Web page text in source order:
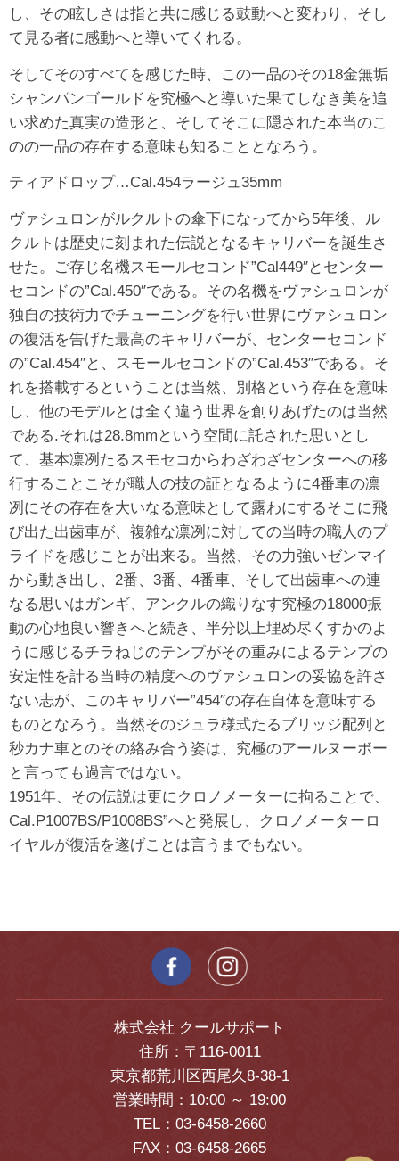
し、その眩しさは指と共に感じる鼓動へと変わり、そし
て見る者に感動へと導いてくれる。
そしてそのすべてを感じた時、この一品のその18金無垢
シャンパンゴールドを究極へと導いた果てしなき美を追
い求めた真実の造形と、そしてそこに隠された本当のこ
のの一品の存在する意味も知ることとなろう。
ティアドロップ…Cal.454ラージュ35mm
ヴァシュロンがルクルトの傘下になってから5年後、ル
クルトは歴史に刻まれた伝説となるキャリバーを誕生さ
せた。ご存じ名機スモールセコンド”Cal449″とセンター
セコンドの”Cal.450″である。その名機をヴァシュロンが
独自の技術力でチューニングを行い世界にヴァシュロン
の復活を告げた最高のキャリバーが、センターセコンド
の”Cal.454″と、スモールセコンドの”Cal.453″である。そ
れを搭載するということは当然、別格という存在を意味
し、他のモデルとは全く違う世界を創りあげたのは当然
である.それは28.8mmという空間に託された思いとし
て、基本凛冽たるスモセコからわざわざセンターへの移
行することこそが職人の技の証となるように4番車の凛
冽にその存在を大いなる意味として露わにするそこに飛
び出た出歯車が、複雑な凛冽に対しての当時の職人のプ
ライドを感じことが出来る。当然、その力強いゼンマイ
から動き出し、2番、3番、4番車、そして出歯車への連
なる思いはガンギ、アンクルの織りなす究極の18000振
動の心地良い響きへと続き、半分以上埋め尽くすかのよ
うに感じるチラねじのテンプがその重みによるテンプの
安定性を計る当時の精度へのヴァシュロンの妥協を許さ
ない志が、このキャリバー”454″の存在自体を意味する
ものとなろう。当然そのジュラ様式たるブリッジ配列と
秒カナ車とのその絡み合う姿は、究極のアールヌーボー
と言っても過言ではない。
1951年、その伝説は更にクロノメーターに拘ることで、
Cal.P1007BS/P1008BS”へと発展し、クロノメーターロ
イヤルが復活を遂げことは言うまでもない。
株式会社 クールサポート
住所：〒116-0011
東京都荒川区西尾久8-38-1
営業時間：10:00 ～ 19:00
TEL：03-6458-2660
FAX：03-6458-2665